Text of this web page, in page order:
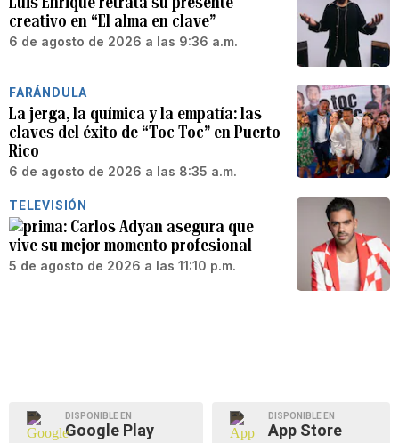
creativo en “El alma en clave”
6 de agosto de 2026 a las 9:36 a.m.
FARÁNDULA
La jerga, la química y la empatía: las
claves del éxito de “Toc Toc” en Puerto
Rico
6 de agosto de 2026 a las 8:35 a.m.
TELEVISIÓN
Carlos Adyan asegura que
vive su mejor momento profesional
5 de agosto de 2026 a las 11:10 p.m.
DISPONIBLE EN
Google Play
DISPONIBLE EN
App Store